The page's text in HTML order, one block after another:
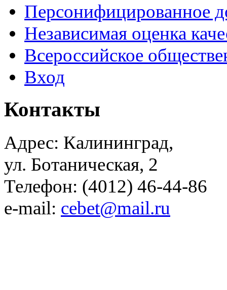
Персонифицированное
Независимая оценка
Всероссийское
Вход
Контакты
Адрес: Калининград,
ул. Ботаническая, 2
Телефон: (4012) 46-44-86
e-mail: cebet@mail.ru